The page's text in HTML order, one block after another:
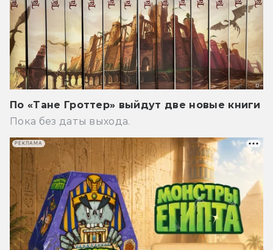
По «Тане Гроттер» выйдут две новые книги
Пока без даты выхода.
РЕКЛАМА